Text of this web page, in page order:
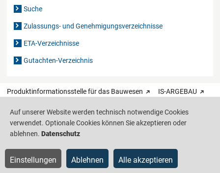
Suche
Zulassungs- und Genehmigungsverzeichnisse
ETA-Verzeichnisse
Gutachten-Verzeichnis
Produktinformationsstelle für das Bauwesen IS-ARGEBAU
Barrierefreiheit Datenschutz Impressum Sitemap
Auf unserer Website werden technisch notwendige Cookies
verwendet. Optionale Cookies können Sie akzeptieren oder
ablehnen. Datenschutz
Einstellungen Ablehnen Alle akzeptieren